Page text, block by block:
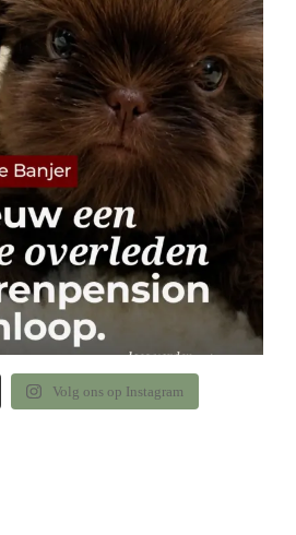
Volg ons op Instagram